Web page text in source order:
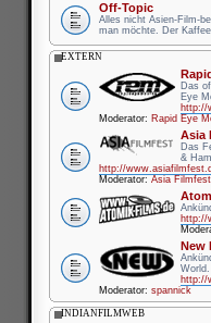
Off-Topic
Alles nicht Asien-Film-
man möchte. Der
EXTERN
Das
Eye
http://
Moderator: Rapid Eye
Asia
Das
&
http://
Moderator: Asia Filmfest
http://
New
World.
http://
Moderator: spannick
INDIANFILMWEB